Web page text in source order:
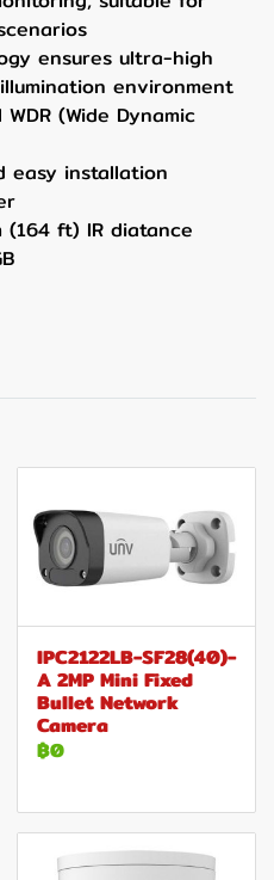
ensures ultra-high
environment
(Wide Dynamic
easy installation
(164 ft) IR diatance
IPC2122LB-SF28(40)-
A 2MP Mini Fixed
Bullet Network
Camera
฿0